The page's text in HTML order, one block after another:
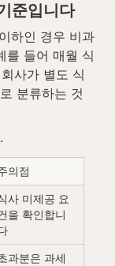
준입니다
하인 경우 비과
를 들어 매월 식
사가 별도 식
분류하는 것
의점
사 미제공 요
을 확인합니
과분은 과세